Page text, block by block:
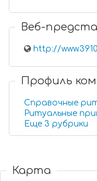
Веб-
http://
Профиль
Справочные
Ритуальные
Еще 3 рубрики
Карта